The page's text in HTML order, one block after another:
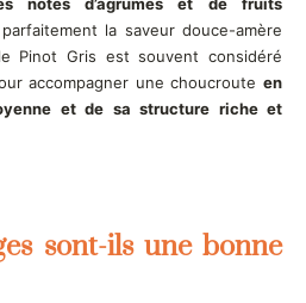
la saveur douce-amère
Pinot Gris est souvent considéré
accompagner une choucroute en
et de sa structure riche et
sont-ils une bonne